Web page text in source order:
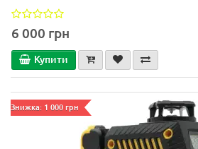
6 000 грн
Купити
Знижка: 1 000 грн